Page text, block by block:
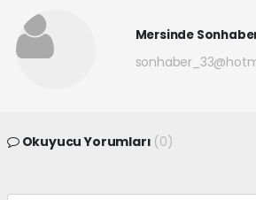
Mersinde
Okuyucu Yorumları (0)